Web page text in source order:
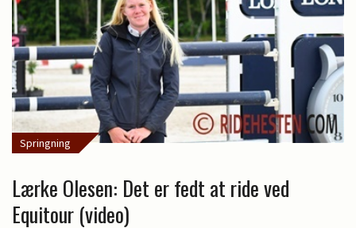
Springning
Lærke Olesen: Det er fedt at ride ved
Equitour (video)